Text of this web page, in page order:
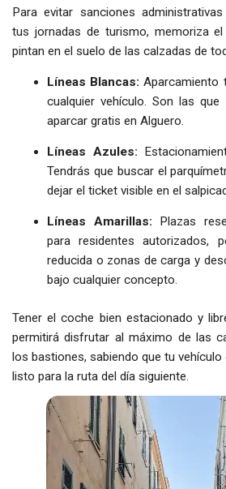
Para evitar sanciones
tus jornadas de turismo, memoriza
pintan en el suelo de las calzadas de
Líneas Blancas: Aparcamiento
cualquier vehículo. Son las
aparcar gratis en Alguero.
Líneas Azules:
Tendrás que buscar el
dejar el ticket visible en el
Líneas Amarillas: Plazas
para residentes autorizados,
reducida o zonas de carga y
bajo cualquier concepto.
Tener el coche bien estacionado y
permitirá disfrutar al máximo de las
los bastiones, sabiendo que tu
listo para la ruta del día siguiente.